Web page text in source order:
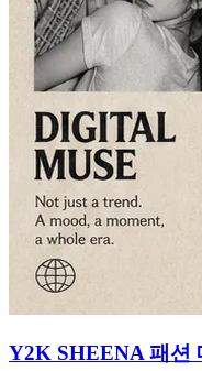
Y2K SHEENA 패션